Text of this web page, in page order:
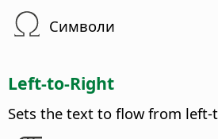
Символи
Left-to-Right
Sets the text to flow from